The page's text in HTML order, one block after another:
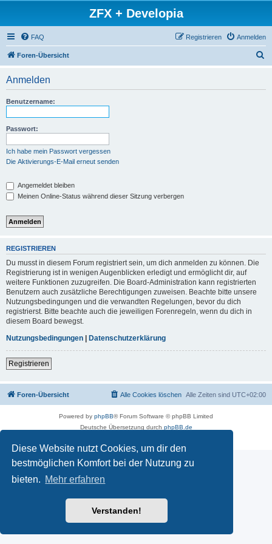
Diese Website nutzt Cookies, um dir den
bestmöglichen Komfort bei der Nutzung zu
bieten. Mehr erfahren
Verstanden!
ZFX + Developia
FAQ Anmelden
Registrieren
Foren-Übersicht
Anmelden
Benutzername:
Passwort:
Ich habe mein Passwort vergessen
Die Aktivierungs-E-Mail erneut senden
Angemeldet bleiben
Meinen Online-Status während dieser Sitzung verbergen
REGISTRIEREN
Du musst in diesem Forum registriert sein, um dich anmelden zu können. Die
Registrierung ist in wenigen Augenblicken erledigt und ermöglicht dir, auf
weitere Funktionen zuzugreifen. Die Board-Administration kann registrierten
Benutzern auch zusätzliche Berechtigungen zuweisen. Beachte bitte unsere
Nutzungsbedingungen und die verwandten Regelungen, bevor du dich
registrierst. Bitte beachte auch die jeweiligen Forenregeln, wenn du dich in
diesem Board bewegst.
Nutzungsbedingungen | Datenschutzerklärung
Registrieren
Foren-Übersicht Alle Zeiten sind UTC+02:00
Alle Cookies löschen
Powered by phpBB® Forum Software © phpBB Limited
Deutsche Übersetzung durch phpBB.de